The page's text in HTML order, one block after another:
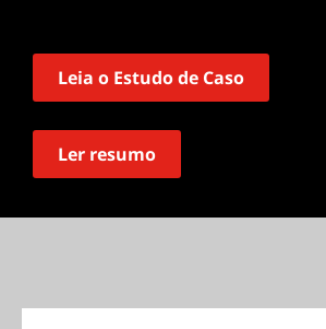
Leia o Estudo de Caso
Ler resumo